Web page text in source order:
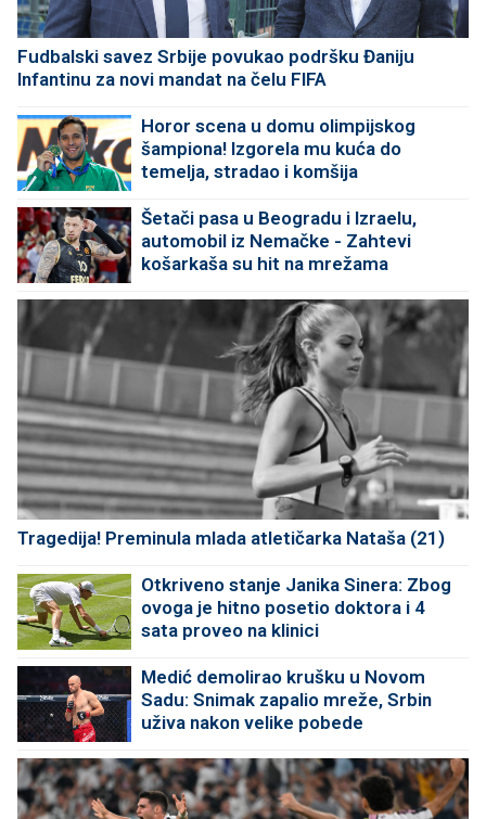
Fudbalski savez Srbije povukao podršku Đaniju
Infantinu za novi mandat na čelu FIFA
Horor scena u domu olimpijskog
šampiona! Izgorela mu kuća do
temelja, stradao i komšija
Šetači pasa u Beogradu i Izraelu,
automobil iz Nemačke - Zahtevi
košarkaša su hit na mrežama
Tragedija! Preminula mlada atletičarka Nataša (21)
Otkriveno stanje Janika Sinera: Zbog
ovoga je hitno posetio doktora i 4
sata proveo na klinici
Medić demolirao krušku u Novom
Sadu: Snimak zapalio mreže, Srbin
uživa nakon velike pobede